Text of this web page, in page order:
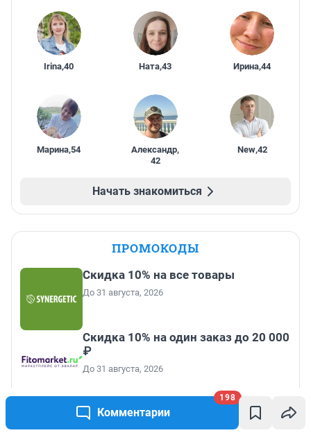
Комментарии
198
Irina,40 Ната,43 Ирина,44
Марина,54 Александр,
42
New,42
Начать знакомиться
ПРОМОКОДЫ
Скидка 10% на все товары
До 31 августа, 2026
Скидка 10% на один заказ до 20 000
₽
До 31 августа, 2026
Скидка 500 ₽ на первый заказ от
2000 ₽
До 31 августа, 2026